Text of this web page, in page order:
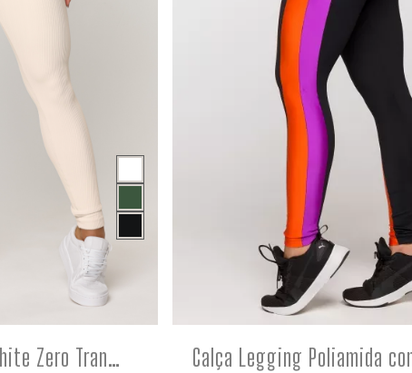
Calça Legging Off White Zero Transparência Poliamida Blackout
COMPRE